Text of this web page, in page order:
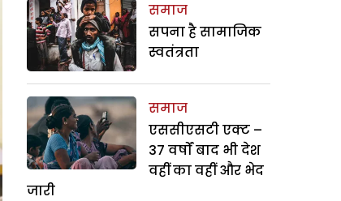
समाज
सपना है सामाजिक
स्वतंत्रता
समाज
एससीएसटी एक्ट –
37 वर्षों बाद भी देश
वहीं का वहीं और भेद
जारी